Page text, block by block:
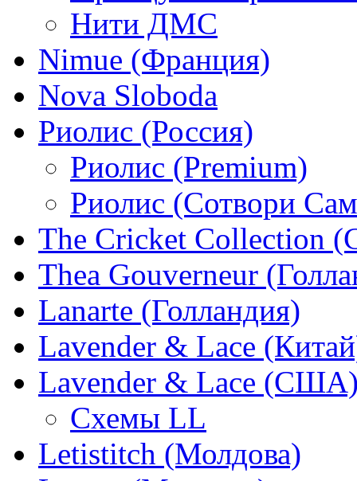
Нити ДМС
Nimue (Франция)
Nova Sloboda
Риолис (Россия)
Риолис (Premium)
Риолис (Сотвори
The Cricket Collection
Thea Gouverneur
Lanarte (Голландия)
Lavender & Lace
Lavender & Lace
Схемы LL
Letistitch (Молдова)